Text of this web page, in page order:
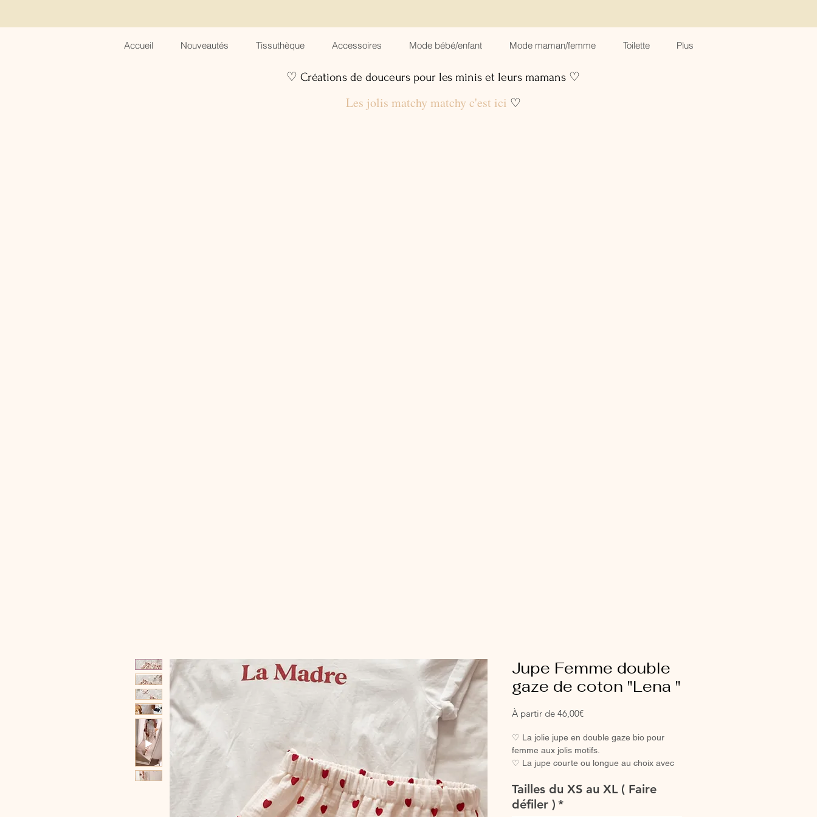
Accueil Nouveautés Tissuthèque Accessoires Mode bébé/enfant Mode maman/femme Toilette Plus
♡ Créations de douceurs pour les minis et leurs mamans ♡
Les jolis matchy matchy c'est ici ♡
Jupe Femme double
gaze de coton "Lena "
À partir de 46,00€Prix
♡ La jolie jupe en double gaze bio pour
femme aux jolis motifs.
♡ La jupe courte ou longue au choix avec
tendance ou en duo avec votre mini.
♡ Jupe entièrement réalisée à la main.
Tailles du XS au XL ( Faire
défiler ) *